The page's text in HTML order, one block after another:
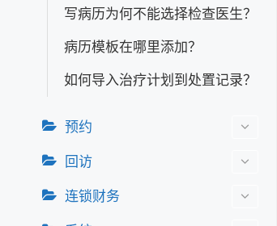
写病历为何不能选择检查医生？
病历模板在哪里添加？
如何导入治疗计划到处置记录？
预约
回访
连锁财务